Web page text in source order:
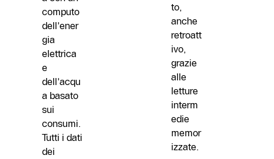
computo
dell'ener
gia
elettrica
e
dell'acqu
a basato
sui
consumi.
Tutti i dati
dei
to,
anche
retroatt
ivo,
grazie
alle
letture
interm
edie
memor
izzate.